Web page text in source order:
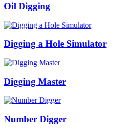
Oil Digging
Digging a Hole Simulator
Digging Master
Number Digger